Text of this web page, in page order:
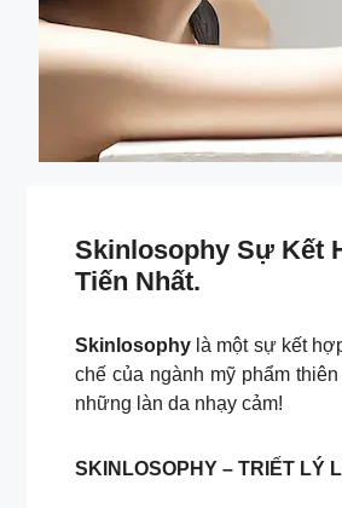
Skinlosophy Sự Kết
Tiến Nhất.
Skinlosophy là một sự kết
chế của ngành mỹ phẩm
những làn da nhạy cảm!
SKINLOSOPHY – TRIẾT LÝ